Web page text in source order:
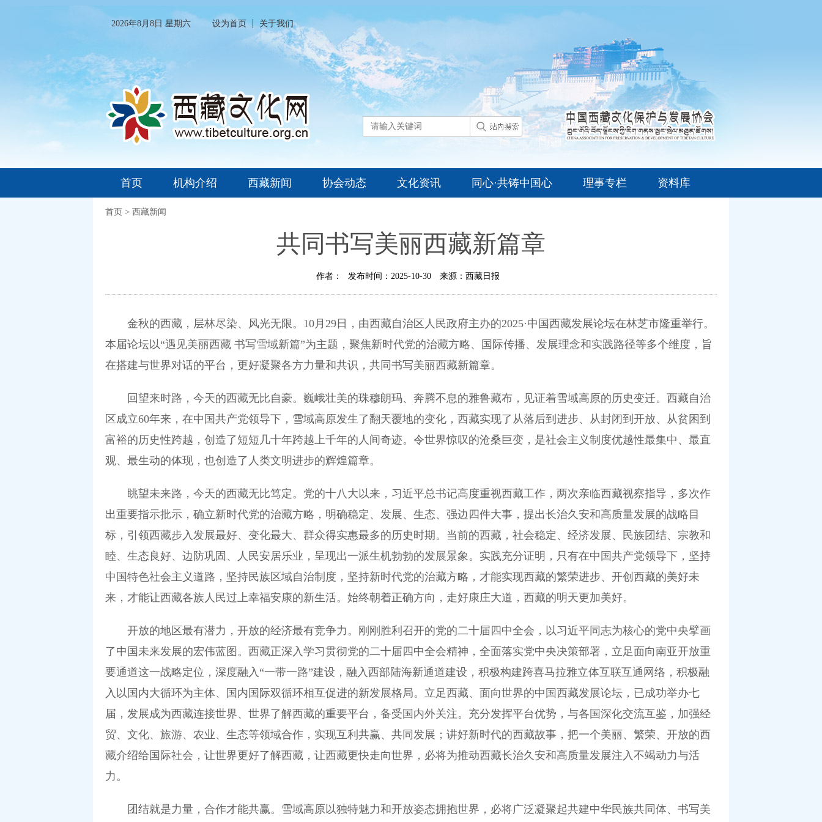
2026年8月8日 星期六 设为首页 关于我们
首页 机构介绍 西藏新闻 协会动态 文化资讯 同心·共铸中国心 理事专栏 资料库
首页 > 西藏新闻
共同书写美丽西藏新篇章
作者： 发布时间：2025-10-30 来源：西藏日报
金秋的西藏，层林尽染、风光无限。10月29日，由西藏自治区人民政府主办的2025·中国西藏发展论坛在林芝市隆重举行。
本届论坛以“遇见美丽西藏 书写雪域新篇”为主题，聚焦新时代党的治藏方略、国际传播、发展理念和实践路径等多个维度，旨
在搭建与世界对话的平台，更好凝聚各方力量和共识，共同书写美丽西藏新篇章。
回望来时路，今天的西藏无比自豪。巍峨壮美的珠穆朗玛、奔腾不息的雅鲁藏布，见证着雪域高原的历史变迁。西藏自治
区成立60年来，在中国共产党领导下，雪域高原发生了翻天覆地的变化，西藏实现了从落后到进步、从封闭到开放、从贫困到
富裕的历史性跨越，创造了短短几十年跨越上千年的人间奇迹。令世界惊叹的沧桑巨变，是社会主义制度优越性最集中、最直
观、最生动的体现，也创造了人类文明进步的辉煌篇章。
眺望未来路，今天的西藏无比笃定。党的十八大以来，习近平总书记高度重视西藏工作，两次亲临西藏视察指导，多次作
出重要指示批示，确立新时代党的治藏方略，明确稳定、发展、生态、强边四件大事，提出长治久安和高质量发展的战略目
标，引领西藏步入发展最好、变化最大、群众得实惠最多的历史时期。当前的西藏，社会稳定、经济发展、民族团结、宗教和
睦、生态良好、边防巩固、人民安居乐业，呈现出一派生机勃勃的发展景象。实践充分证明，只有在中国共产党领导下，坚持
中国特色社会主义道路，坚持民族区域自治制度，坚持新时代党的治藏方略，才能实现西藏的繁荣进步、开创西藏的美好未
来，才能让西藏各族人民过上幸福安康的新生活。始终朝着正确方向，走好康庄大道，西藏的明天更加美好。
开放的地区最有潜力，开放的经济最有竞争力。刚刚胜利召开的党的二十届四中全会，以习近平同志为核心的党中央擘画
了中国未来发展的宏伟蓝图。西藏正深入学习贯彻党的二十届四中全会精神，全面落实党中央决策部署，立足面向南亚开放重
要通道这一战略定位，深度融入“一带一路”建设，融入西部陆海新通道建设，积极构建跨喜马拉雅立体互联互通网络，积极融
入以国内大循环为主体、国内国际双循环相互促进的新发展格局。立足西藏、面向世界的中国西藏发展论坛，已成功举办七
届，发展成为西藏连接世界、世界了解西藏的重要平台，备受国内外关注。充分发挥平台优势，与各国深化交流互鉴，加强经
贸、文化、旅游、农业、生态等领域合作，实现互利共赢、共同发展；讲好新时代的西藏故事，把一个美丽、繁荣、开放的西
藏介绍给国际社会，让世界更好了解西藏，让西藏更快走向世界，必将为推动西藏长治久安和高质量发展注入不竭动力与活
力。
团结就是力量，合作才能共赢。雪域高原以独特魅力和开放姿态拥抱世界，必将广泛凝聚起共建中华民族共同体、书写美